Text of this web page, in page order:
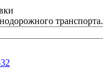
транспорта.